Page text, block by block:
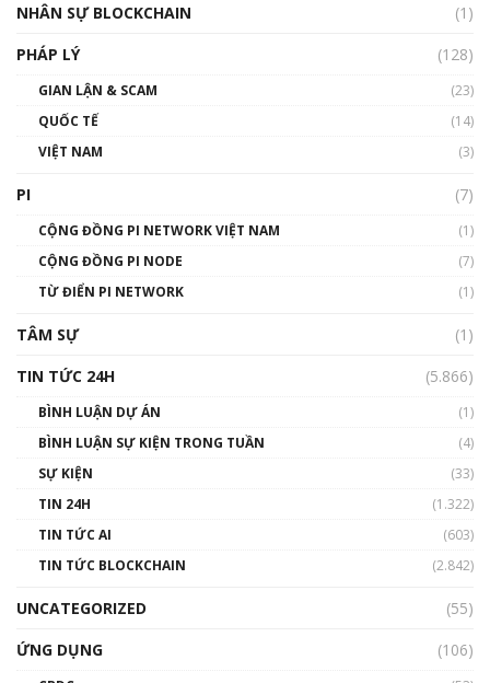
NHÂN SỰ BLOCKCHAIN
(1)
PHÁP LÝ
(128)
GIAN LẬN & SCAM
(23)
QUỐC TẾ
(14)
VIỆT NAM
(3)
PI (7)
CỘNG ĐỒNG PI NETWORK VIỆT NAM
(1)
CỘNG ĐỒNG PI NODE
(7)
TỪ ĐIỂN PI NETWORK
(1)
TÂM SỰ
(1)
TIN TỨC 24H
(5.866)
BÌNH LUẬN DỰ ÁN
(1)
BÌNH LUẬN SỰ KIỆN TRONG TUẦN
(4)
SỰ KIỆN
(33)
TIN 24H
(1.322)
TIN TỨC AI
(603)
TIN TỨC BLOCKCHAIN
(2.842)
UNCATEGORIZED
(55)
ỨNG DỤNG
(106)